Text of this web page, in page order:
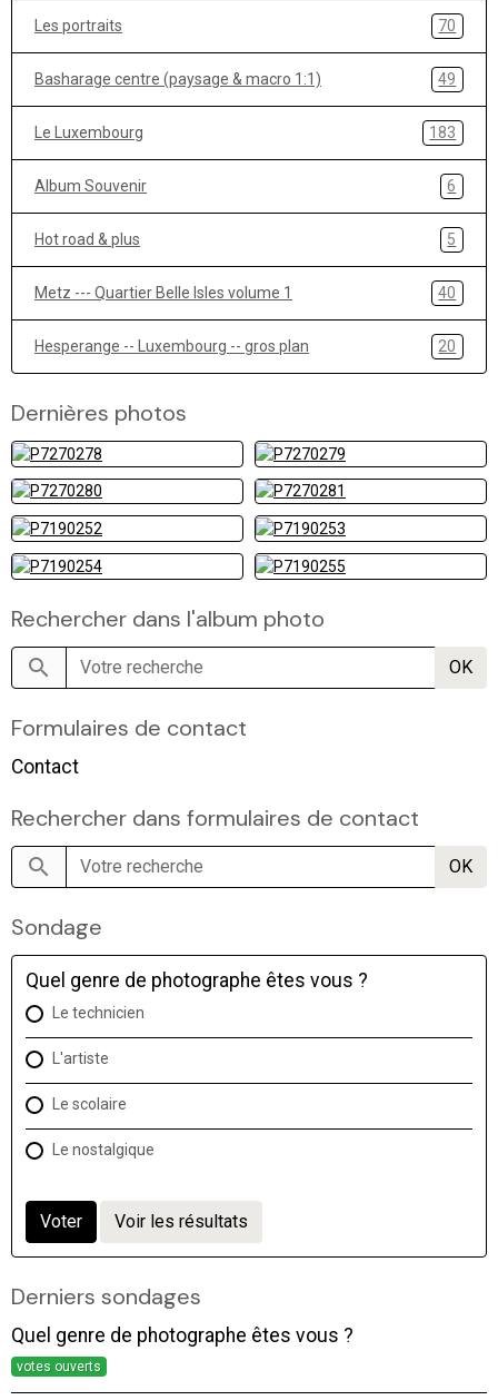
Les portraits 70
Basharage centre (paysage & macro 1:1) 49
Le Luxembourg 183
Album Souvenir 6
Hot road & plus 5
Metz --- Quartier Belle Isles volume 1 40
Hesperange -- Luxembourg -- gros plan 20
Dernières photos
Rechercher dans l'album photo
OK
Formulaires de contact
Contact
Rechercher dans formulaires de contact
OK
Sondage
Quel genre de photographe êtes vous ?
Le technicien
L'artiste
Le scolaire
Le nostalgique
Voter Voir les résultats
Derniers sondages
Quel genre de photographe êtes vous ?
votes ouverts